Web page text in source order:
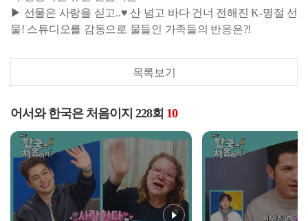
▶ 선물은 사랑을 싣고..♥ 산 넘고 바다 건너 전해진 K-명절 선
물! 스튜디오를 감동으로 물들인 가족들의 반응은?!
목록보기
어서와 한국은 처음이지 228회 10